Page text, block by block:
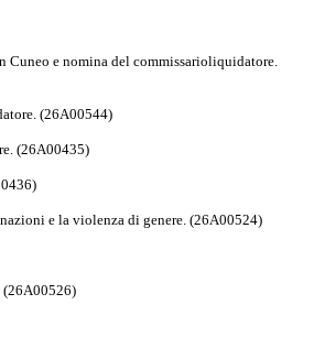
Cuneo e nomina del commissarioliquidatore.
(26A00544)
(26A00435)
e la violenza di genere. (26A00524)
(26A00526)